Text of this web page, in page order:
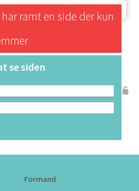
ramt en side der kun
se siden
Formand